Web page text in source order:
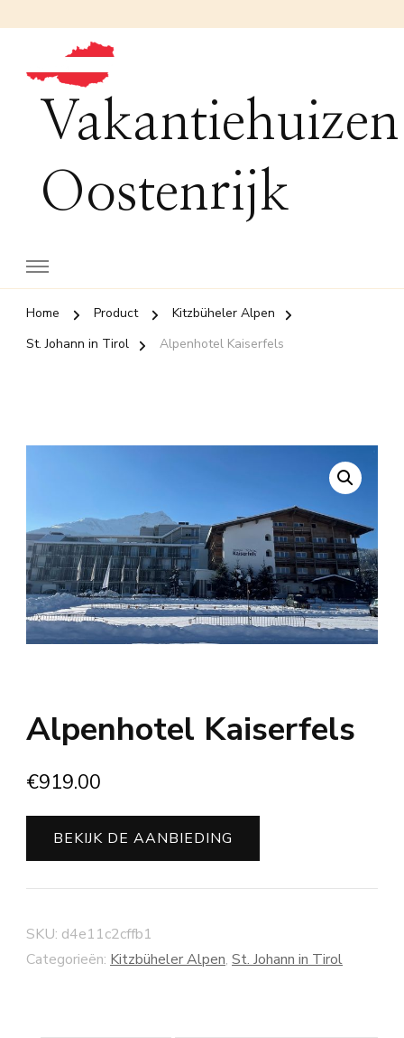
Vakantiehuizen
Oostenrijk
Home Product
Kitzbüheler Alpen
St. Johann in Tirol
Alpenhotel Kaiserfels
Alpenhotel Kaiserfels
€919.00
BEKIJK DE AANBIEDING
SKU: d4e11c2cffb1
Categorieën: Kitzbüheler Alpen, St. Johann in Tirol